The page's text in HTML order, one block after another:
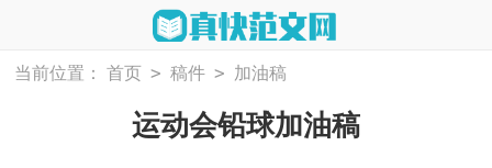
当前位置： 首页 > 稿件 > 加油稿
运动会铅球加油稿